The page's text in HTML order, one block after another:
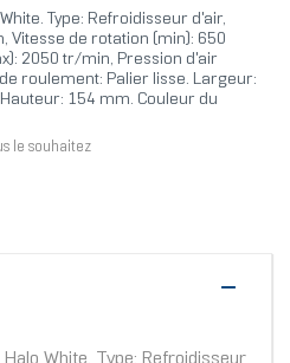
Type: Refroidisseur d'air,
Vitesse de rotation (min): 650
2050 tr/min, Pression d'air
roulement: Palier lisse. Largeur:
154 mm. Couleur du
le souhaitez
White. Type: Refroidisseur